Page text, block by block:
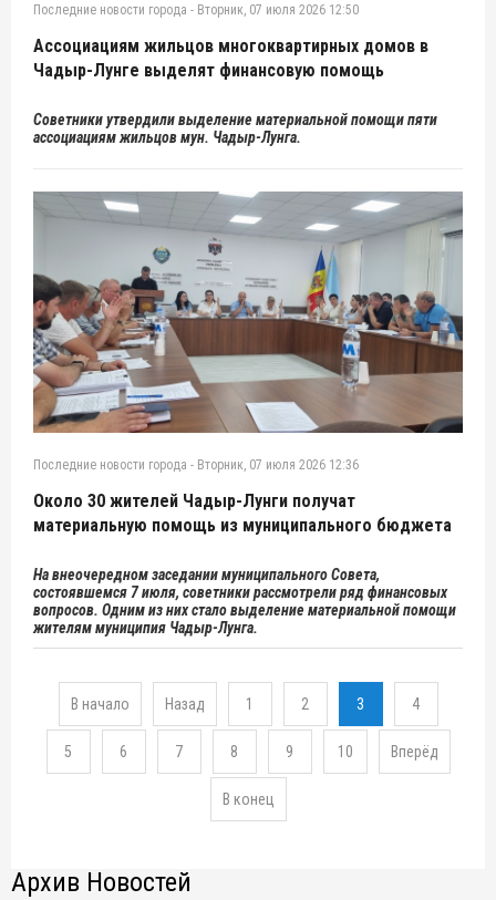
Последние новости города - Вторник, 07 июля 2026 12:50
Ассоциациям жильцов многоквартирных домов в
Чадыр-Лунге выделят финансовую помощь
Советники утвердили выделение материальной помощи пяти
ассоциациям жильцов мун. Чадыр-Лунга.
Последние новости города - Вторник, 07 июля 2026 12:36
Около 30 жителей Чадыр-Лунги получат
материальную помощь из муниципального бюджета
На внеочередном заседании муниципального Совета,
состоявшемся 7 июля, советники рассмотрели ряд финансовых
вопросов. Одним из них стало выделение материальной помощи
жителям муниципия Чадыр-Лунга.
В начало Назад 1 2 3 4
5 6 7 8 9 10 Вперёд
В конец
Архив Новостей